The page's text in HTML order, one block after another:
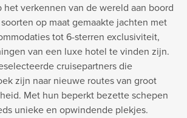
verkennen van de wereld aan boord
op maat gemaakte jachten met
tot 6-sterren exclusiviteit,
van een luxe hotel te vinden zijn.
cruisepartners die
zijn naar nieuwe routes van groot
Met hun beperkt bezette schepen
unieke en opwindende plekjes.